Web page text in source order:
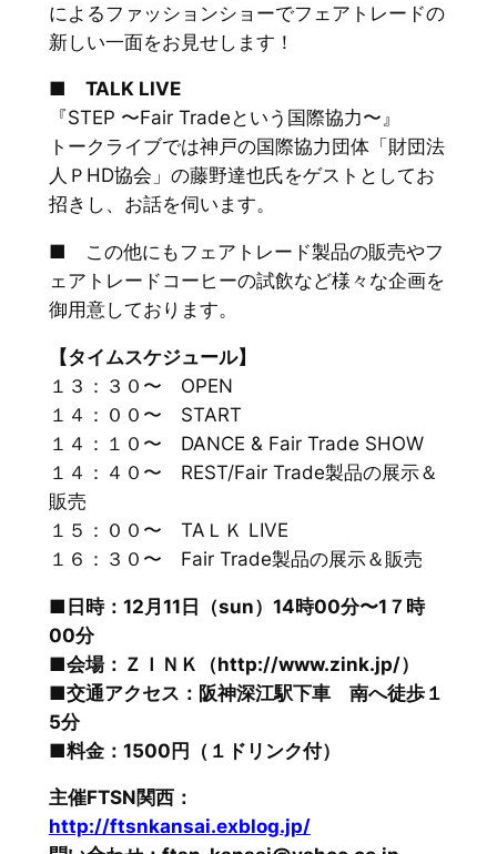
によるファッションショーでフェアトレードの
新しい一面をお見せします！
■ TALK LIVE
『STEP 〜Fair Tradeという国際協力〜』
トークライブでは神戸の国際協力団体「財団法
人ＰHD協会」の藤野達也氏をゲストとしてお
招きし、お話を伺います。
■ この他にもフェアトレード製品の販売やフ
ェアトレードコーヒーの試飲など様々な企画を
御用意しております。
【タイムスケジュール】
１３：３０〜 OPEN
１４：００〜 START
１４：１０〜 DANCE & Fair Trade SHOW
１４：４０〜 REST/Fair Trade製品の展示＆
販売
１５：００〜 TAＬＫ LIVE
１６：３０〜 Fair Trade製品の展示＆販売
■日時：12月11日（sun）14時00分〜1７時
00分
■会場：ＺＩＮＫ（http://www.zink.jp/）
■交通アクセス：阪神深江駅下車 南へ徒歩１
5分
■料金：1500円（１ドリンク付）
主催FTSN関西：
http://ftsnkansai.exblog.jp/